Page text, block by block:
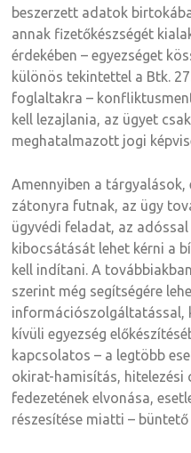
beszerzett adatok
annak fizetőkészségét
érdekében – egyezséget
különös tekintettel a Btk.
foglaltakra –
kell lezajlania, az ügyet
meghatalmazott jogi
Amennyiben a tárgyalások,
zátonyra futnak, az ügy
ügyvédi feladat, az
kibocsátását lehet kérni a
kell indítani. A
szerint még segítségére
információszolgáltatással,
kívüli egyezség
kapcsolatos – a legtöbb
okirat-hamisítás,
fedezetének elvonása,
részesítése miatti –